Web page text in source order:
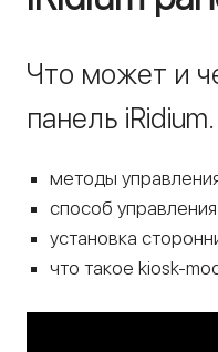
Что может и
панель
методы
способ
установка
что такое kiosk-